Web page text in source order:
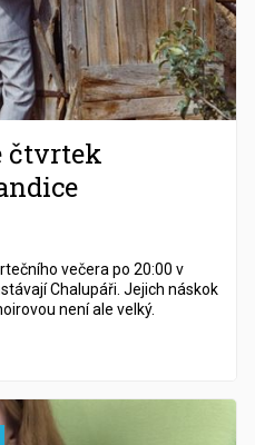
čtvrtek
večera po 20:00 v
Chalupáři. Jejich náskok
není ale velký.